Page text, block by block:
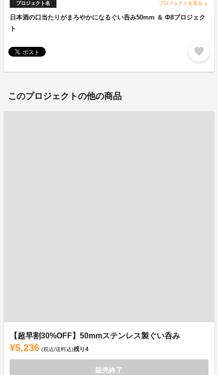
プロジェクト名 プロジェクトを見る arrow_forward
日本酒の口当たりがまろやかになるぐい呑み50mm ＆ Φ8プロジェク
ト
favorite
このプロジェクトの他の商品
【超早割30%OFF】50mmステンレス製ぐい呑み
¥5,236 (税込/送料込)残り4
販売終了